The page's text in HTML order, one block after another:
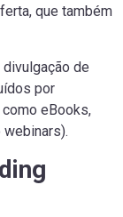
que também
de
por
eBooks,